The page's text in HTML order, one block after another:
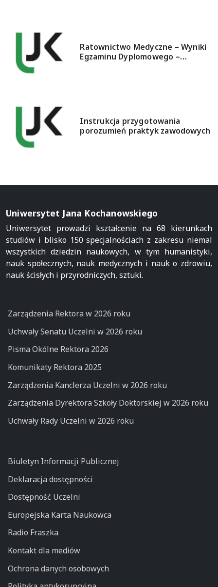
Ratownictwo Medyczne – Wyniki
Egzaminu Dyplomowego –…
Instrukcja przygotowania
porozumień praktyk zawodowych
Uniwersytet Jana Kochanowskiego
Uniwersytet prowadzi kształcenie na 68 kierunkach
studiów i blisko 150 specjalnościach z zakresu niemal
wszystkich dziedzin naukowych, w tym humanistyki,
nauk społecznych, nauk medycznych i nauk o zdrowiu,
nauk ścisłych i przyrodniczych, sztuki.
Zarządzenia Rektora w 2026 roku
Uchwały Senatu Uczelni w 2026 roku
Pisma Okólne Rektora 2026
Komunikaty Rektora 2025
Zarządzenia Kanclerza Uczelni w 2026 roku
Zarządzenia Dyrektora Szkoły Doktorskiej w 2026 roku
Uchwały Rady Uczelni w 2026 roku
Biuletyn Informacji Publicznej
Deklaracja dostępności
Dostępność Uczelni
Europejska Karta Naukowca
Radio Fraszka
Kontakt dla mediów
Ochrona danych osobowych